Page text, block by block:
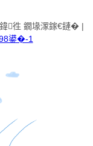
徃 鐗堟潈鎵€鏈� |
鍙�-1